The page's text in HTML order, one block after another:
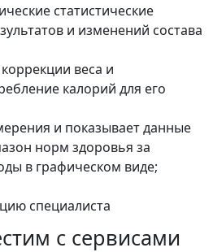
статистические
и изменений состава
веса и
калорий для его
и показывает данные
норм здоровья за
в графическом виде;
специалиста
с сервисами